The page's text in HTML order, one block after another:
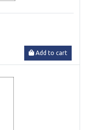
Add to cart